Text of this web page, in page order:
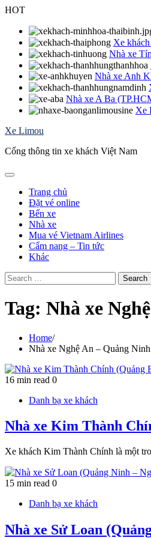
Skip
content
HOT
Xe
Nhà xe
Nhà xe Anh
Nhà xe A Ba
Xe
Xe Limou
Cổng thông tin xe khách Việt Nam
Trang chủ
Đặt vé online
Bến xe
Nhà xe
Mua vé Vietnam Airlines
Cẩm nang – Tin tức
Khác
Search
for:
Tag: Nhà xe
Home
Nhà xe Nghệ An – Quảng Ninh
16 min read 0
Danh bạ xe khách
Nhà xe Kim Thành
Xe khách Kim Thành Chính là một
15 min read 0
Danh bạ xe khách
Nhà xe Sử Loan